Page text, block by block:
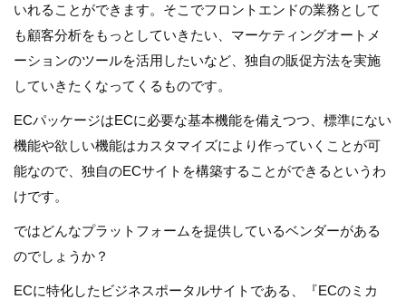
いれることができます。そこでフロントエンドの業務として
も顧客分析をもっとしていきたい、マーケティングオートメ
ーションのツールを活用したいなど、独自の販促方法を実施
していきたくなってくるものです。
ECパッケージはECに必要な基本機能を備えつつ、標準にない
機能や欲しい機能はカスタマイズにより作っていくことが可
能なので、独自のECサイトを構築することができるというわ
けです。
ではどんなプラットフォームを提供しているベンダーがある
のでしょうか？
ECに特化したビジネスポータルサイトである、『ECのミカ